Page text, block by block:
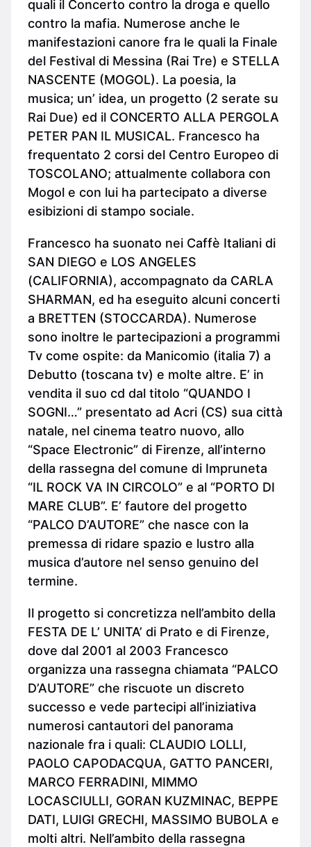
quali il Concerto contro la droga e quello
contro la mafia. Numerose anche le
manifestazioni canore fra le quali la Finale
del Festival di Messina (Rai Tre) e STELLA
NASCENTE (MOGOL). La poesia, la
musica; un’ idea, un progetto (2 serate su
Rai Due) ed il CONCERTO ALLA PERGOLA
PETER PAN IL MUSICAL. Francesco ha
frequentato 2 corsi del Centro Europeo di
TOSCOLANO; attualmente collabora con
Mogol e con lui ha partecipato a diverse
esibizioni di stampo sociale.
Francesco ha suonato nei Caffè Italiani di
SAN DIEGO e LOS ANGELES
(CALIFORNIA), accompagnato da CARLA
SHARMAN, ed ha eseguito alcuni concerti
a BRETTEN (STOCCARDA). Numerose
sono inoltre le partecipazioni a programmi
Tv come ospite: da Manicomio (italia 7) a
Debutto (toscana tv) e molte altre. E’ in
vendita il suo cd dal titolo “QUANDO I
SOGNI…” presentato ad Acri (CS) sua città
natale, nel cinema teatro nuovo, allo
“Space Electronic” di Firenze, all’interno
della rassegna del comune di Impruneta
“IL ROCK VA IN CIRCOLO” e al “PORTO DI
MARE CLUB”. E’ fautore del progetto
“PALCO D’AUTORE” che nasce con la
premessa di ridare spazio e lustro alla
musica d’autore nel senso genuino del
termine.
Il progetto si concretizza nell’ambito della
FESTA DE L’ UNITA’ di Prato e di Firenze,
dove dal 2001 al 2003 Francesco
organizza una rassegna chiamata “PALCO
D’AUTORE” che riscuote un discreto
successo e vede partecipi all’iniziativa
numerosi cantautori del panorama
nazionale fra i quali: CLAUDIO LOLLI,
PAOLO CAPODACQUA, GATTO PANCERI,
MARCO FERRADINI, MIMMO
LOCASCIULLI, GORAN KUZMINAC, BEPPE
DATI, LUIGI GRECHI, MASSIMO BUBOLA e
molti altri. Nell’ambito della rassegna